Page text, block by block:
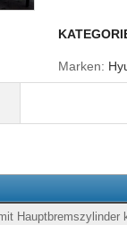
Marken:
Hauptbremszylinder